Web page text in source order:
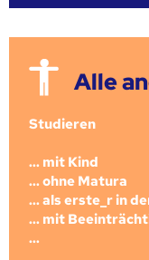
Alle
Studieren
... mit Kind
... ohne Matura
... als erste_r in
... mit
...